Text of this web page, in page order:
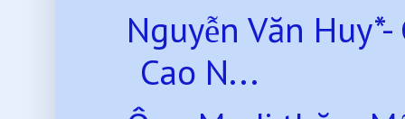
Nguyễn Văn
Cao N...